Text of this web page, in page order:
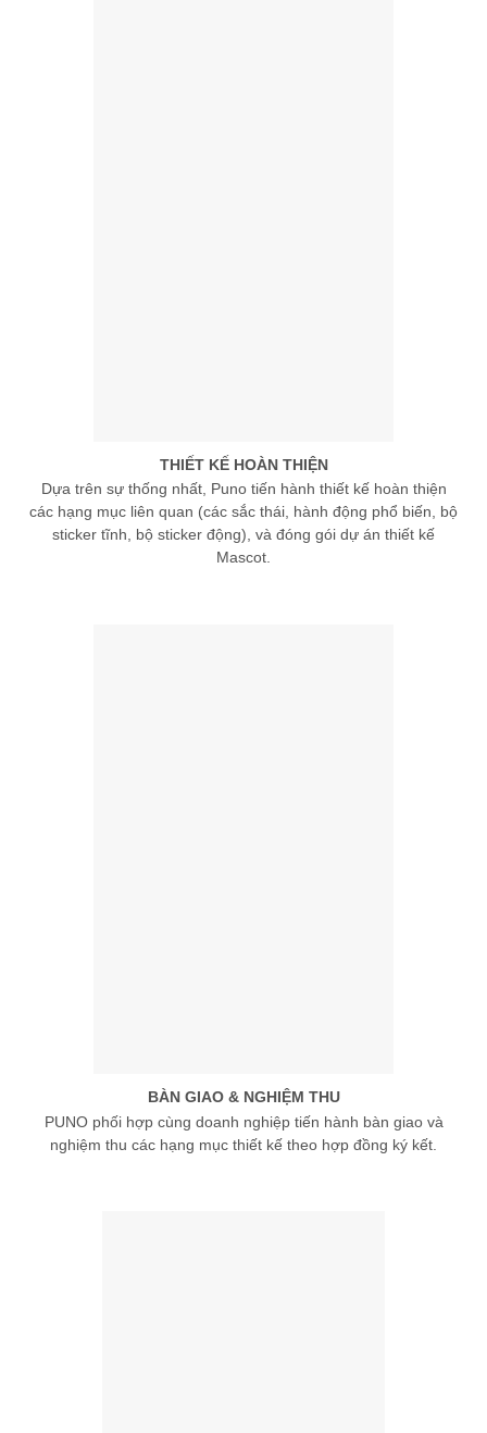
THIẾT KẾ HOÀN THIỆN
Dựa trên sự thống nhất, Puno tiến hành thiết kế hoàn thiện
các hạng mục liên quan (các sắc thái, hành động phổ biến, bộ
sticker tĩnh, bộ sticker động), và đóng gói dự án thiết kế
Mascot.
BÀN GIAO & NGHIỆM THU
PUNO phối hợp cùng doanh nghiệp tiến hành bàn giao và
nghiệm thu các hạng mục thiết kế theo hợp đồng ký kết.